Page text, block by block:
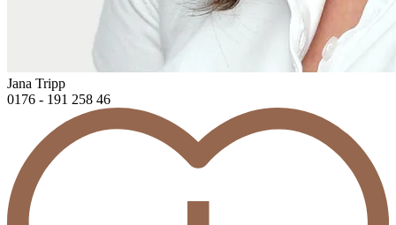
Jana Tripp
0176 - 191 258 46